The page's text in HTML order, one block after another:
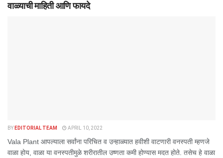
वाळ्याची माहिती आणि फायदे
BY EDITORIAL TEAM APRIL 10, 2022
Vala Plant आपल्याला सर्वांना परिचित व उन्हाळ्यात हवीशी वाटणारी वनस्पती म्हणजे
वाळा होय, वाळा या वनस्पतीमुळे शरीरातील उष्णता कमी होण्यास मदत होते. तसेच हे वाळा